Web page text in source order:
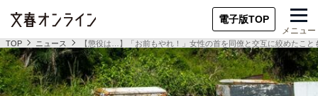
電子版TOP
メニュー
TOP ニュース 【懲役は…】「お前もやれ！」女性の首を同僚と交互に絞めたこ